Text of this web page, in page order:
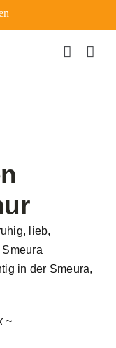
lieb,
in der Smeura,
~